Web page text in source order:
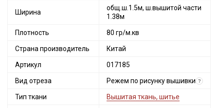
Ширина
общ.ш.1.5м, ш.вышитой части
1.38м
Плотность 80 гр/м.кв
Страна производитель Китай
Артикул 017185
Вид отреза Режем по рисунку вышивки ?
Тип ткани Вышитая ткань, шитье